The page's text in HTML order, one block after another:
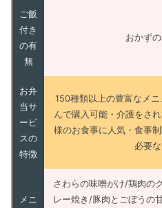
ご飯
付き
の有
無
おかず
お弁
当サ
ービ
スの
特徴
150種類以上の豊富なメ
んで購入可能・介護をさ
様のお食事に人気・食事
必要
メニ
さわらの味噌がけ/鶏肉の
レー焼き/豚肉とごぼうの